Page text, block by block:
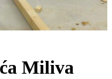
Miliva